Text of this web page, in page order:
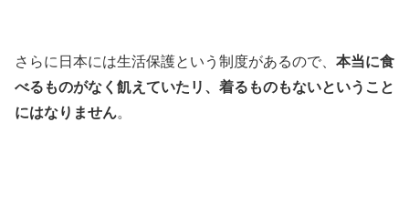
さらに日本には生活保護という制度があるので、 本当に食
べるものがなく飢えていたリ、着るものもないということ
にはなりません。